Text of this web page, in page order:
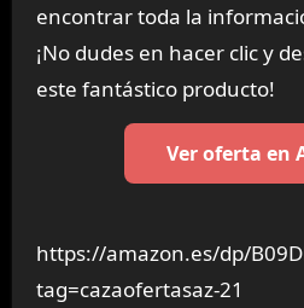
encontrar toda la
¡No dudes en hacer clic y
este fantástico producto!
Ver oferta en
https://amazon.es/dp/
tag=cazaofertasaz-21